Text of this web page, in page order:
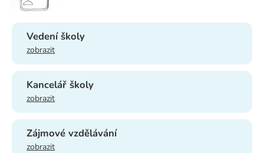
Vedení školy
zobrazit
Kancelář školy
zobrazit
Zájmové vzdělávání
zobrazit